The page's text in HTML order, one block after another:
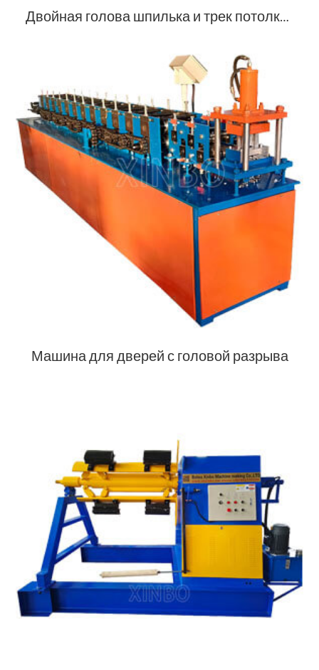
Двойная голова шпилька и трек потолковая машина
Машина для дверей с головой разрыва